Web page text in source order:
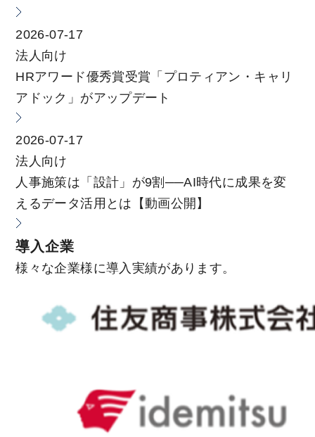
2026-07-17
法人向け
HRアワード優秀賞受賞「プロティアン・キャリ
アドック」がアップデート
2026-07-17
法人向け
人事施策は「設計」が9割──AI時代に成果を変
えるデータ活用とは【動画公開】
導入企業
様々な企業様に導入実績があります。